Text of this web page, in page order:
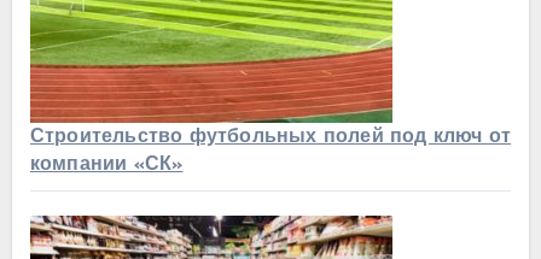
Строительство футбольных полей под ключ от
компании «СК»